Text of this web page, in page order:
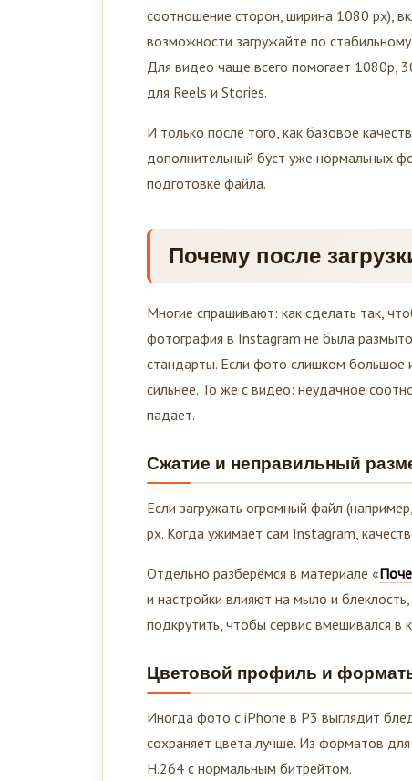
соотношение сторон, ширина 1080 px),
возможности загружайте по
Для видео чаще всего помогает 1080p,
для Reels и Stories.
И только после того, как базовое
дополнительный буст уже нормальных
подготовке файла.
Почему после
Многие спрашивают: как сделать так,
фотография в Instagram не была
стандарты. Если фото слишком
сильнее. То же с видео: неудачное
падает.
Сжатие и неправильный
Если загружать огромный файл
px. Когда ужимает сам Instagram,
Отдельно разберёмся в материале «
и настройки влияют на мыло и
подкрутить, чтобы сервис вмешивался в
Цветовой профиль и
Иногда фото с iPhone в P3 выглядит
сохраняет цвета лучше. Из форматов
H.264 с нормальным битрейтом.